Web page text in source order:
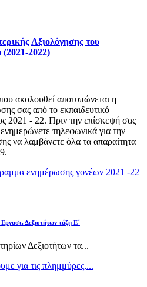
Αξιολόγησης του
(2021-2022)
ακολουθεί αποτυπώνεται η
σας από το εκπαιδευτικό
2021 - 22. Πριν την επίσκεψή σας
τηλεφωνικά για την
να λαμβάνετε όλα τα απαραίτητα
ενημέρωσης γονέων 2021 -22
Δεξιοτήτων τάξη Ε΄
Δεξιοτήτων τα...
για τις πλημμύρες,...